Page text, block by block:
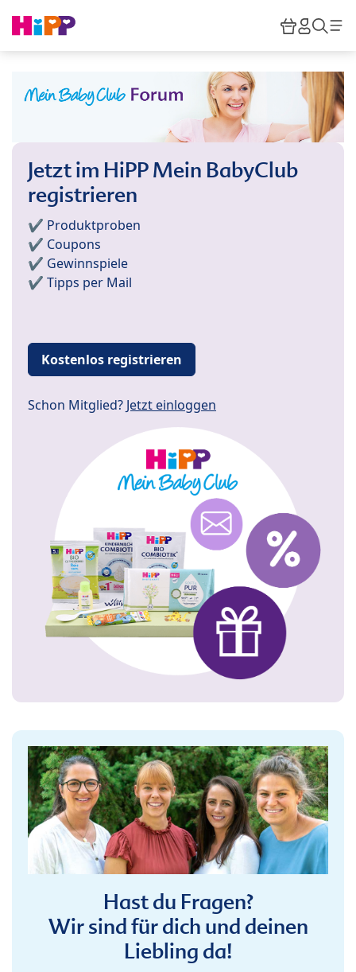
HiPP
Jetzt im HiPP Mein BabyClub
registrieren
✔️ Produktproben
✔️ Coupons
✔️ Gewinnspiele
✔️ Tipps per Mail
Kostenlos registrieren
Schon Mitglied? Jetzt einloggen
Hast du Fragen?
Wir sind für dich und deinen
Liebling da!